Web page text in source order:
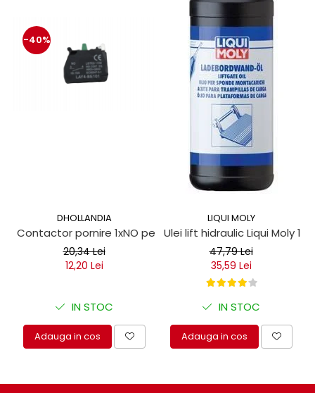
-40%
DHOLLANDIA
Contactor pornire 1xNO pentru obloane hidraulice
20,34 Lei
12,20 Lei
IN STOC
Adauga in cos
LIQUI MOLY
Ulei lift hidraulic Liqui Moly 1
47,79 Lei
35,59 Lei
IN STOC
Adauga in cos